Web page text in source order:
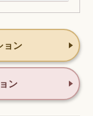
ョン
ン